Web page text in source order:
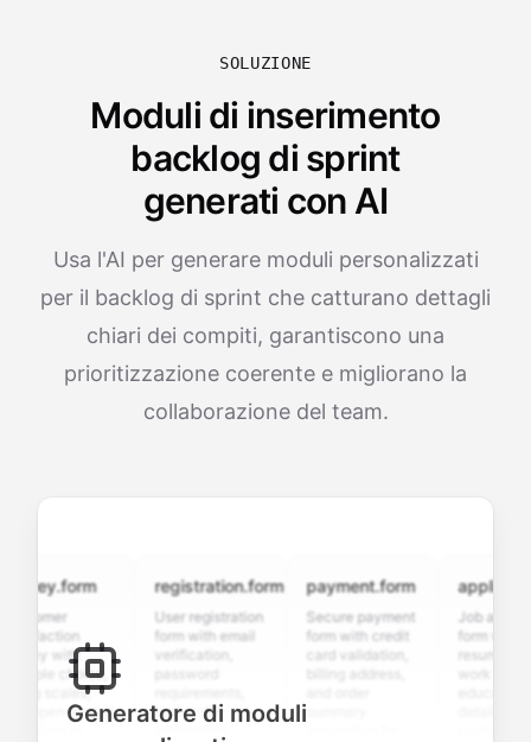
SOLUZIONE
Moduli di inserimento
backlog di sprint
generati con AI
Usa l'AI per generare moduli personalizzati
per il backlog di sprint che catturano dettagli
chiari dei compiti, garantiscono una
prioritizzazione coerente e migliorano la
collaborazione del team.
with
choice,
ended
registration.form
User registration
form with email
verification,
password
and profile
payment.form
Secure payment
form with credit
card validation,
summary
Job application
form with
resume upload,
Generatore di moduli